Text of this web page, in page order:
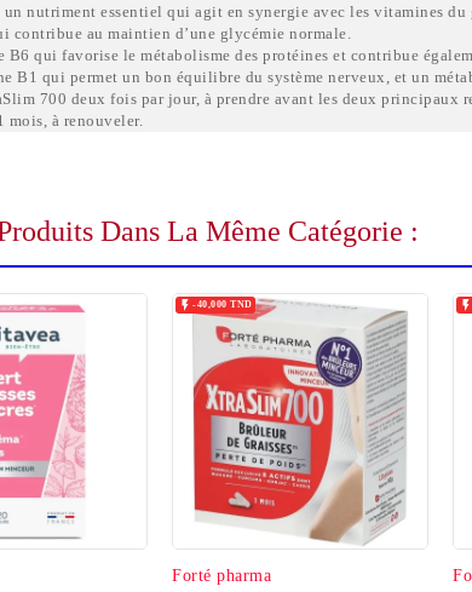
nutriment essentiel qui agit en synergie avec les vitamines
contribue au maintien d’une glycémie normale.
B6 qui favorise le métabolisme des protéines et contribue
B1 qui permet un bon équilibre du système nerveux, et un
700 deux fois par jour, à prendre avant les deux principaux
mois, à renouveler.
Dans La Même Catégorie :
-40,000 TND
Forté pharma